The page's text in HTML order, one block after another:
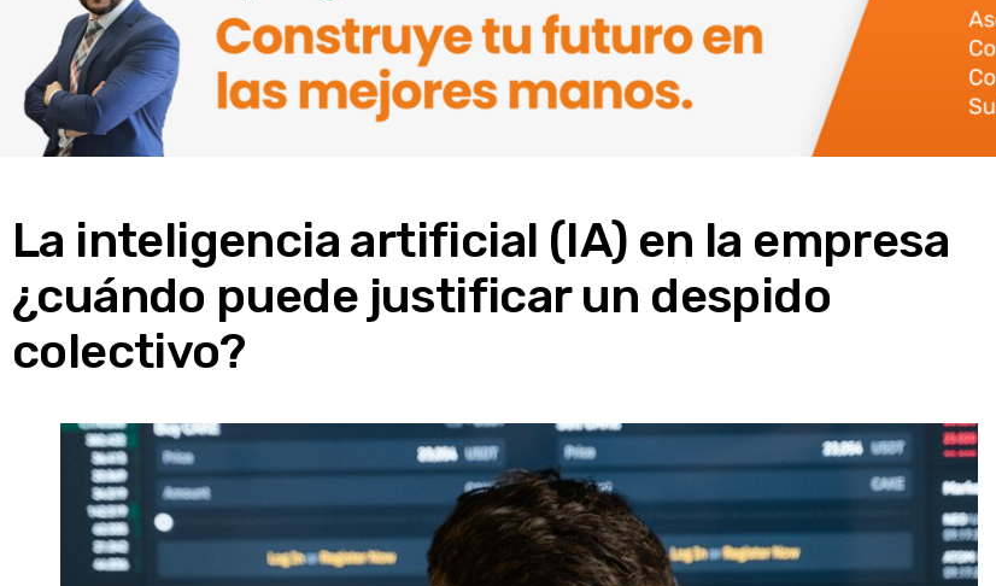
La inteligencia artificial (IA) en la empresa
¿cuándo puede justificar un despido
colectivo?